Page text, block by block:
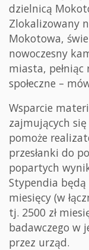
dzielnicą
Zlokalizowany
Mokotowa,
nowoczesny
miasta, pełniąc
społeczne –
Wsparcie
zajmujących
pomoże
przesłanki do
popartych
Stypendia
miesięcy (w
tj. 2500 zł
badawczego w
przez urząd.